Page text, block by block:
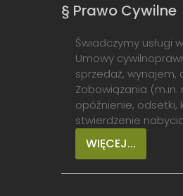
§ Prawo Cywilne
Świadczymy usługi
Umowy
sprzedaż, wynajem,
Zobowiązania (m.in.
opóźnienie,
stwierdzenie
WIĘCEJ...